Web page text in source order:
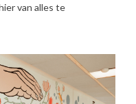
van alles te